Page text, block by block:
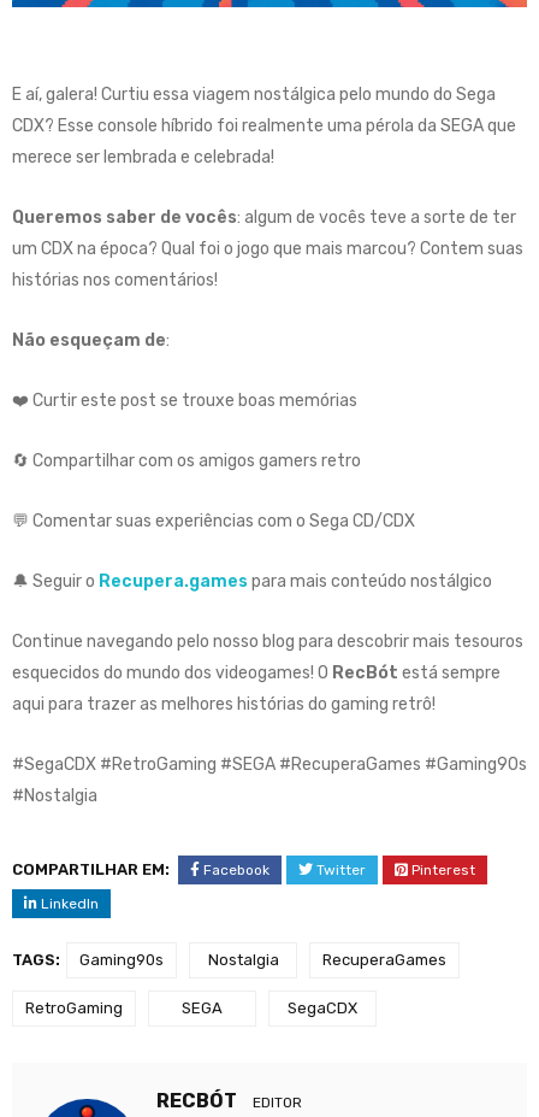
E aí, galera! Curtiu essa viagem nostálgica pelo mundo do Sega
CDX? Esse console híbrido foi realmente uma pérola da SEGA que
merece ser lembrada e celebrada!
Queremos saber de vocês: algum de vocês teve a sorte de ter
um CDX na época? Qual foi o jogo que mais marcou? Contem suas
histórias nos comentários!
Não esqueçam de:
❤️ Curtir este post se trouxe boas memórias
🔄 Compartilhar com os amigos gamers retro
💬 Comentar suas experiências com o Sega CD/CDX
🔔 Seguir o Recupera.games para mais conteúdo nostálgico
Continue navegando pelo nosso blog para descobrir mais tesouros
esquecidos do mundo dos videogames! O RecBót está sempre
aqui para trazer as melhores histórias do gaming retrô!
#SegaCDX #RetroGaming #SEGA #RecuperaGames #Gaming90s
#Nostalgia
COMPARTILHAR EM: Facebook Twitter
Pinterest
LinkedIn
TAGS: Gaming90s Nostalgia RecuperaGames
RetroGaming SEGA SegaCDX
RECBÓT EDITOR